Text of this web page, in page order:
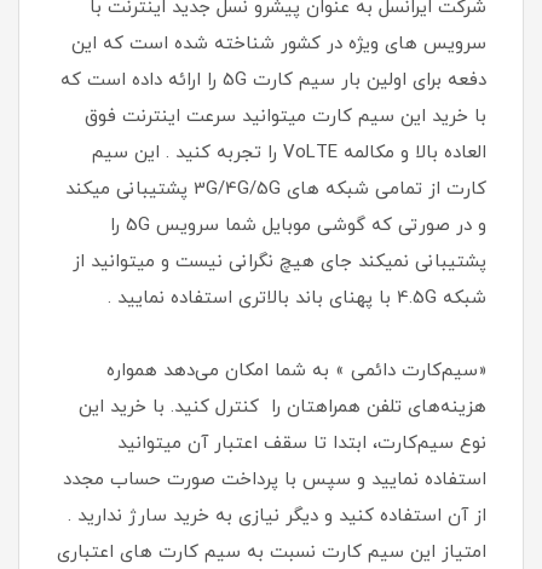
شرکت ایرانسل به عنوان پیشرو نسل جدید اینترنت با
سرویس های ویژه در کشور شناخته شده است که این
دفعه برای اولین بار سیم کارت 5G را ارائه داده است که
با خرید این سیم کارت میتوانید سرعت اینترنت فوق
العاده بالا و مکالمه VoLTE را تجربه کنید . این سیم
کارت از تمامی شبکه های 3G/4G/5G پشتیبانی میکند
و در صورتی که گوشی موبایل شما سرویس 5G را
پشتیبانی نمیکند جای هیچ نگرانی نیست و میتوانید از
شبکه 4.5G با پهنای باند بالاتری استفاده نمایید .
«سیم‌کارت دائمی » به شما امکان می‌دهد همواره
هزینه‌های تلفن همراهتان را کنترل کنید. با خرید این
نوع سیم‌کارت، ابتدا تا سقف اعتبار آن میتوانید
استفاده نمایید و سپس با پرداخت صورت حساب مجدد
از آن استفاده کنید و دیگر نیازی به خرید سارژ ندارید .
امتیاز این سیم کارت نسبت به سیم کارت های اعتباری